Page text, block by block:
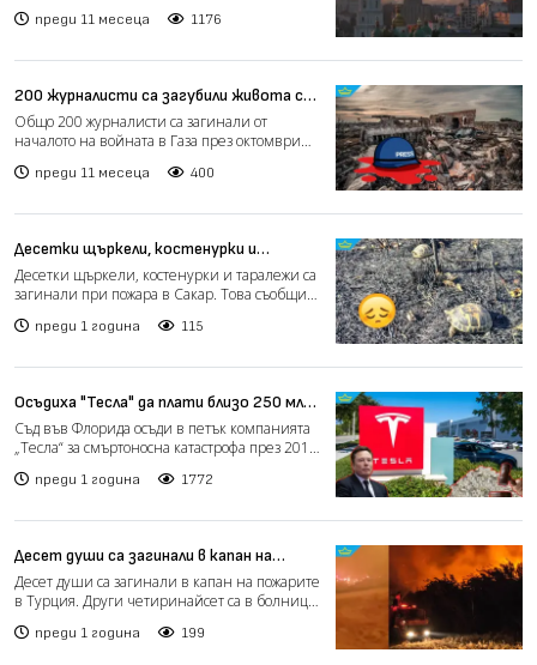
преди 11 месеца 1176
200 журналисти са загубили живота си
в Газа и 13 в Украйна: Войните удрят и
свободата на словото
Общо 200 журналисти са загинали от
началото на войната в Газа през октомври
преди 11 месеца 400
Десетки щъркели, костенурки и
таралежи са загинали при пожара в
Сакар
Десетки щъркели, костенурки и таралежи са
загинали при пожара в Сакар. Това съобщиха
преди 1 година 115
Осъдиха "Тесла" да плати близо 250 млн.
долара за смъртоносна катастрофа с
автопилот
Съд във Флорида осъди в петък компанията
„Тесла“ за смъртоносна катастрофа през 2019
преди 1 година 1772
Десет души са загинали в капан на
пожарите в Турция
Десет души са загинали в капан на пожарите
в Турция. Други четиринайсет са в болница
преди 1 година 199